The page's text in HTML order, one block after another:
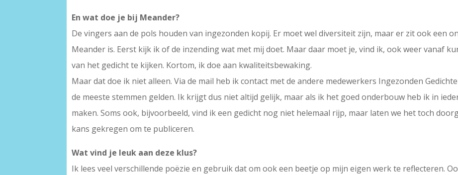
En wat doe je bij Meander?
De vingers aan de pols houden van ingezonden kopij. Er moet wel diversiteit zijn, maar er zit ook een
Meander is. Eerst kijk ik of de inzending wat met mij doet. Maar daar moet je, vind ik, ook weer vanaf
van het gedicht te kijken. Kortom, ik doe aan kwaliteitsbewaking.
Maar dat doe ik niet alleen. Via de mail heb ik contact met de andere medewerkers Ingezonden
de meeste stemmen gelden. Ik krijgt dus niet altijd gelijk, maar als ik het goed onderbouw heb ik in
maken. Soms ook, bijvoorbeeld, vind ik een gedicht nog niet helemaal rijp, maar laten we het toch
kans gekregen om te publiceren.
Wat vind je leuk aan deze klus?
Ik lees veel verschillende poëzie en gebruik dat om ook een beetje op mijn eigen werk te reflecteren.